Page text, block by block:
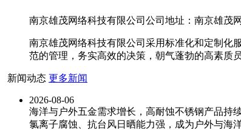
南京雄茂网络科技有限公司公司地址：南京雄茂
南京雄茂网络科技有限公司采用标准化和定制化
范的管理，务实高效的决策，朝气蓬勃的高素质
新闻动态 更多新闻
2026-08-06
海洋与户外五金需求增长，高耐蚀不锈钢产品持
氯离子腐蚀、抗台风日晒能力强，成为户外与海